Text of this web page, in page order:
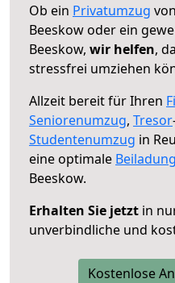
Ob ein Privatumzug
Beeskow oder ein
Beeskow, wir helfen,
stressfrei umziehen
Allzeit bereit für Ihren
Seniorenumzug, Tresor
Studentenumzug in
eine optimale Beiladung
Beeskow.
Erhalten Sie jetzt in
unverbindliche und
Kostenlose